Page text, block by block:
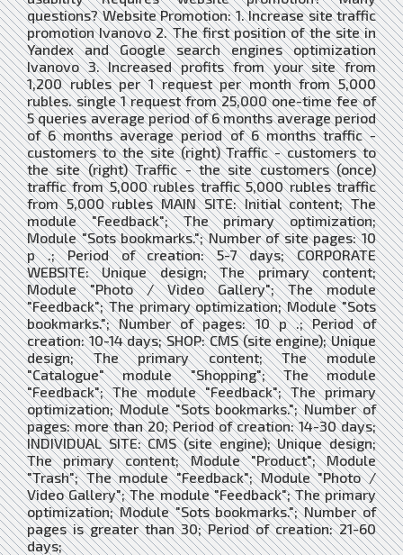
questions? Website Promotion: 1. Increase site traffic
promotion Ivanovo 2. The first position of the site in
Yandex and Google search engines optimization
Ivanovo 3. Increased profits from your site from
1,200 rubles per 1 request per month from 5,000
rubles. single 1 request from 25,000 one-time fee of
5 queries average period of 6 months average period
of 6 months average period of 6 months traffic -
customers to the site (right) Traffic - customers to
the site (right) Traffic - the site customers (once)
traffic from 5,000 rubles traffic 5,000 rubles traffic
from 5,000 rubles MAIN SITE: Initial content; The
module "Feedback"; The primary optimization;
Module "Sots bookmarks."; Number of site pages: 10
p .; Period of creation: 5-7 days; CORPORATE
WEBSITE: Unique design; The primary content;
Module "Photo / Video Gallery"; The module
"Feedback"; The primary optimization; Module "Sots
bookmarks."; Number of pages: 10 p .; Period of
creation: 10-14 days; SHOP: CMS (site engine); Unique
design; The primary content; The module
"Catalogue" module "Shopping"; The module
"Feedback"; The module "Feedback"; The primary
optimization; Module "Sots bookmarks."; Number of
pages: more than 20; Period of creation: 14-30 days;
INDIVIDUAL SITE: CMS (site engine); Unique design;
The primary content; Module "Product"; Module
"Trash"; The module "Feedback"; Module "Photo /
Video Gallery"; The module "Feedback"; The primary
optimization; Module "Sots bookmarks."; Number of
pages is greater than 30; Period of creation: 21-60
days;